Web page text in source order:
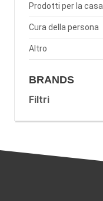
Prodotti per la casa
Cura della persona
Altro
BRANDS
Filtri